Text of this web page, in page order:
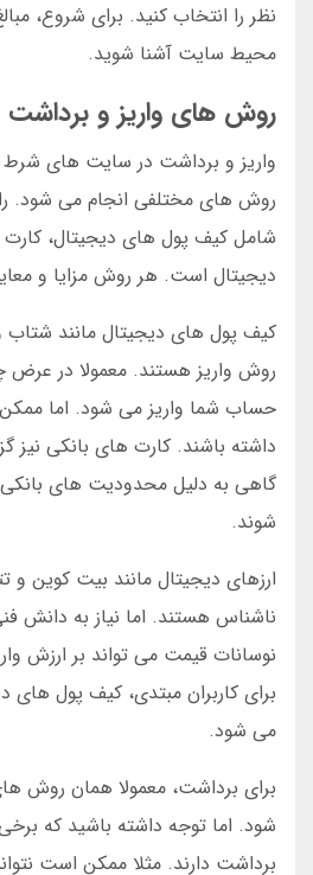
نظر را انتخاب کنید. برای شروع،
محیط سایت آشنا شوید.
روش های واریز و برداشت
واریز و برداشت در سایت های شرط
روش های مختلفی انجام می شود.
شامل کیف پول های دیجیتال، کارت
دیجیتال است. هر روش مزایا و
کیف پول های دیجیتال مانند شتاب
روش واریز هستند. معمولا در عرض
حساب شما واریز می شود. اما
داشته باشند. کارت های بانکی نیز
گاهی به دلیل محدودیت های
شوند.
ارزهای دیجیتال مانند بیت کوین و
ناشناس هستند. اما نیاز به دانش
نوسانات قیمت می تواند بر ارزش
برای کاربران مبتدی، کیف پول های
می شود.
برای برداشت، معمولا همان روش
شود. اما توجه داشته باشید که